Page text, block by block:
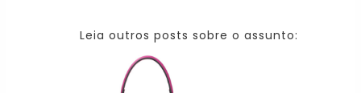
Leia outros posts sobre o assunto: